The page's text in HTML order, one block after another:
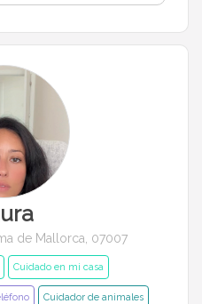
de Mallorca, 07007
Cuidado en mi casa
Cuidador de animales